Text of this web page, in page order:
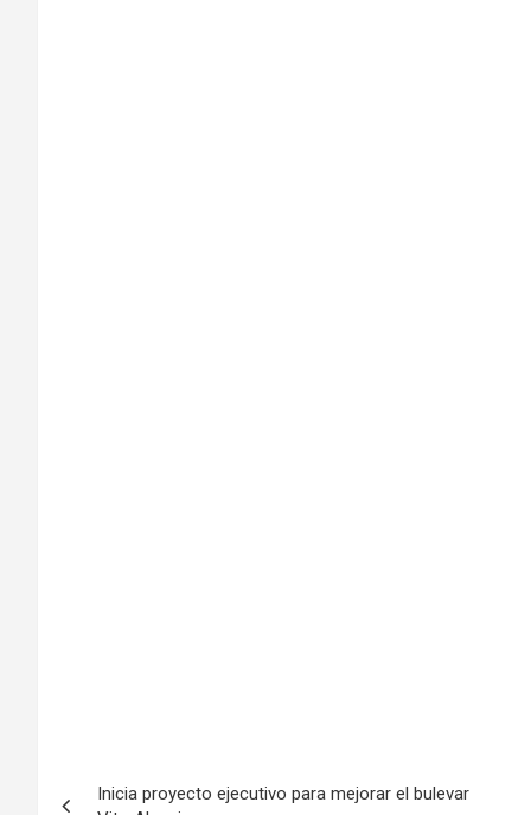
Inicia proyecto ejecutivo para mejorar el bulevar